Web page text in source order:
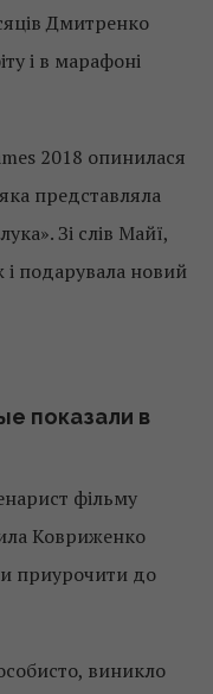
Дмитренко
і в марафоні
2018 опинилася
представляла
Зі слів Майї,
і подарувала новий
показали в
фільму
Ковриженко
приурочити до
виникло